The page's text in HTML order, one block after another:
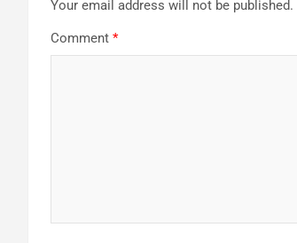
Your email address will not be published.
Comment *